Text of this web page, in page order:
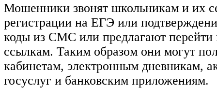
Мошенники звонят школьникам и их
регистрации на ЕГЭ или
коды из СМС или предлагают перейти
ссылкам. Таким образом они могут
кабинетам, электронным дневникам,
госуслуг и банковским приложениям.